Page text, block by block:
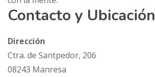
Contacto y Ubicación
Dirección
Ctra. de Santpedor, 206
08243 Manresa